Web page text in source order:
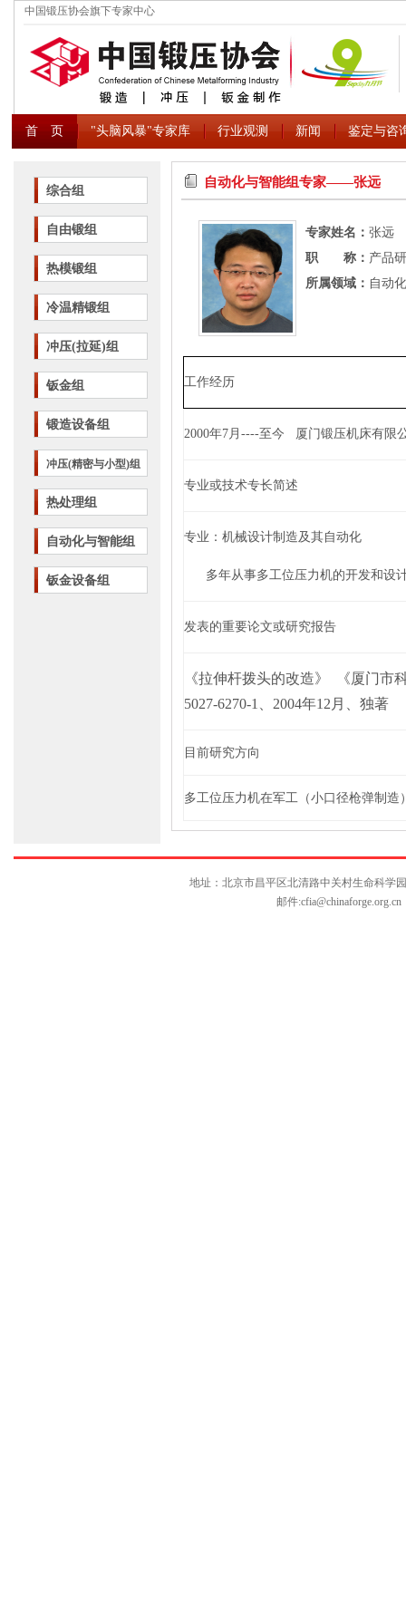
中国锻压协会旗下专家中心
首 页 "头脑风暴"专家库 行业观测 新闻 鉴定与咨
综合组
自由锻组
热模锻组
冷温精锻组
冲压(拉延)组
钣金组
锻造设备组
冲压(精密与小型)组
热处理组
自动化与智能组
钣金设备组
自动化与智能组专家――张远
专家姓名： 张远
职 称： 产品
所属领域： 自动
工作经历
2000年7月----至今 厦门锻压机床有限
专业或技术专长简述
专业：机械设计制造及其自动化
多年从事多工位压力机的开发和设
发表的重要论文或研究报告
《拉伸杆拨头的改造》
《厦门市
5027-6270-1
2004年12 月、独著
目前研究方向
多工位压力机在军工（小口径枪弹制
地址：北京市昌平区北清路中关村生命科学
邮件:cfia@chinaforge.org.cn